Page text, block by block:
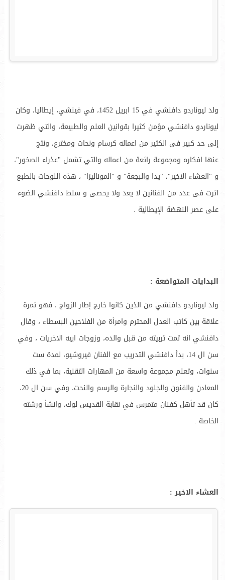
ولد ليوناردو دافنشي في 15 ابريل 1452، في فينشي، إيطاليا، وكان
ليوناردو دافنشي مؤمن كثيرا بقوانين العلم والطبيعة، والتي ظهرت
إلى حد كبير فى الكثير من اعماله كرسام ونحات ومخترع، ونتج
عنها افكاره ومجموعة رائعة من اعماله والتي تشمل "عذراء الصخور"،
و "العشاء الاخير"، "يدا والبجعة" و "الموناليزا" ، هذه اللوحات بالطبع
اثرت فى عدد من الفنانين لا يعد ولا يحصى و سلط دافنشي الضوء
على عصر النهضة الإيطالية .
البدايات المتواضعة :
ولد ليوناردو دافنشي من الذين كانوا خارج إطار الزواج ، فهو ثمرة
علاقة بين كاتب العدل المحترم وامرأة من الفلاحين البسطاء ، وقال
دافنشي انه تمت تربيته من قبل والده، وزوجات ابيه الاخريات ، وفي
سن ال 14، بدأ دافنشي التدريب مع الفنان فيروشيو، لمدة ست
سنوات، وتعلم مجموعة واسعة من المهارات التقنية، بما في ذلك
المعادن والفنون والجلود والنجارة والرسم والنحت، وفي سن ال 20،
كان قد تأهل كفنان متمرس في نقابة القديس لوك، وانشأ ورشته
الخاصة .
العشاء الاخير :